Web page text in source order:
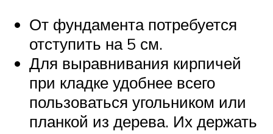
От фундамента потребуется
отступить на 5 см.
Для выравнивания кирпичей
при кладке удобнее всего
пользоваться угольником или
планкой из дерева. Их держать